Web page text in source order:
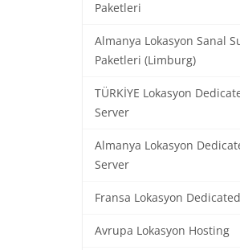
Paketleri
Almanya Lokasyon Sanal
Paketleri (Limburg)
TÜRKİYE Lokasyon
Server
Almanya Lokasyon
Server
Fransa Lokasyon
Avrupa Lokasyon Hosting